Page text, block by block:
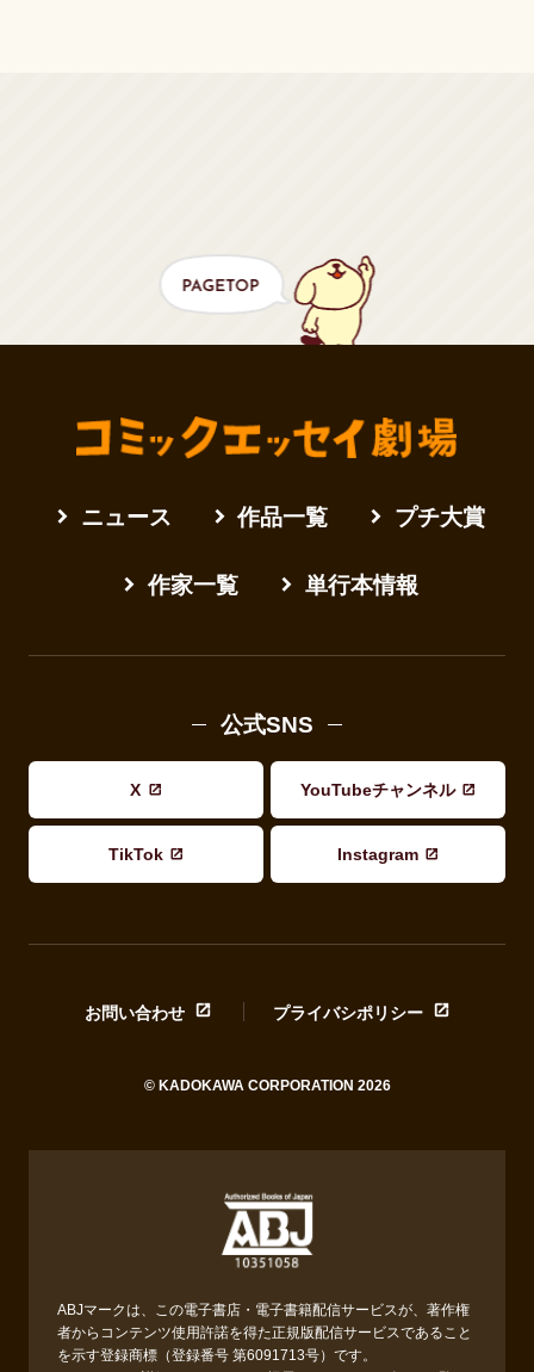
ニュース 作品一覧 プチ大賞
作家一覧 単行本情報
公式SNS
X YouTubeチャンネル
TikTok Instagram
お問い合わせ プライバシポリシー
© KADOKAWA CORPORATION 2026
ABJマークは、この電子書店・電子書籍配信サービスが、著作権
者からコンテンツ使用許諾を得た正規版配信サービスであること
を示す登録商標（登録番号 第6091713号）です。